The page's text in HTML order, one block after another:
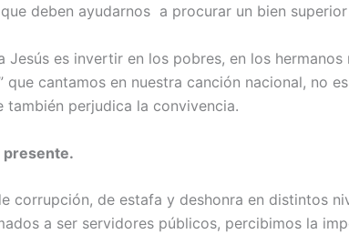
deben ayudarnos a procurar un bien
Jesús es invertir en los pobres, en los
que cantamos en nuestra canción nacional, no
también perjudica la convivencia.
presente.
corrupción, de estafa y deshonra en distintos
a ser servidores públicos, percibimos la